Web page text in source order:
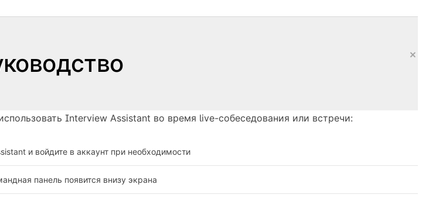
+
Interview Assistant во время live-собеседования или встречи:
и войдите в аккаунт при необходимости
панель появится внизу экрана